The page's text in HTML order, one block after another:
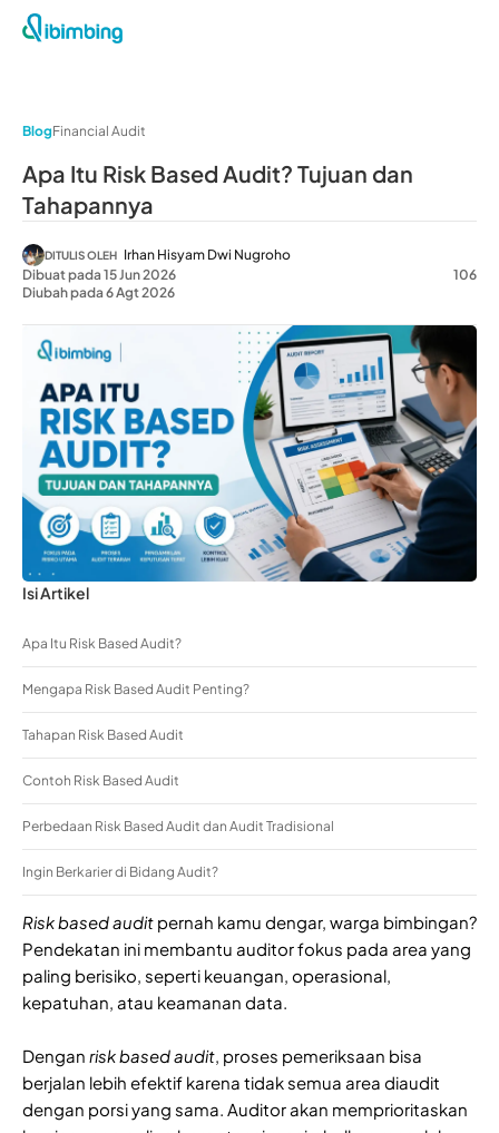
BlogFinancial Audit
Apa Itu Risk Based Audit? Tujuan dan
Tahapannya
DITULIS OLEH Irhan Hisyam Dwi Nugroho
Dibuat pada 15 Jun 2026
Diubah pada 6 Agt 2026
106
Isi Artikel
Apa Itu Risk Based Audit?
Mengapa Risk Based Audit Penting?
Tahapan Risk Based Audit
Contoh Risk Based Audit
Perbedaan Risk Based Audit dan Audit Tradisional
Ingin Berkarier di Bidang Audit?
Risk based audit pernah kamu dengar, warga bimbingan?
Pendekatan ini membantu auditor fokus pada area yang
paling berisiko, seperti keuangan, operasional,
kepatuhan, atau keamanan data.
Dengan risk based audit , proses pemeriksaan bisa
berjalan lebih efektif karena tidak semua area diaudit
dengan porsi yang sama. Auditor akan memprioritaskan